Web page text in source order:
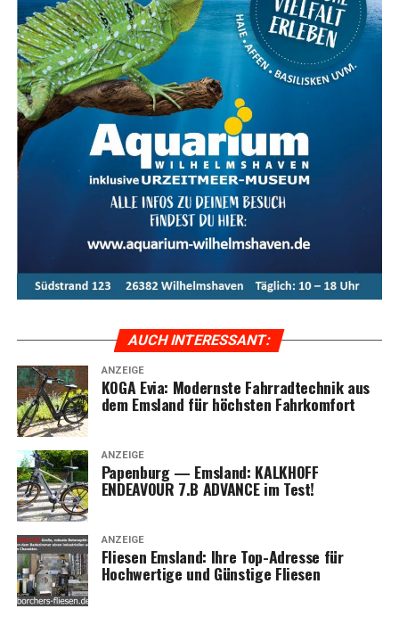
Fazit: Das KOGA Evia — Per­fek­te
Wahl für Radfahrkomfort
Das KOGA Evia ist die per­fek­te Wahl für alle, die uner­
reich­ten Rad­fahr­kom­fort mit stil­vol­lem Design und
moderns­ter Tech­no­lo­gie ver­bin­den möch­ten. Ent­de­cken
Sie das ulti­ma­ti­ve Fahr­erleb­nis mit dem KOGA Evia und
genie­ßen Sie jede Fahrt in vol­len Zügen.
Das KOGA Evia bie­tet ulti­ma­ti­ven Fahr­rad­
kom­fort, kom­bi­niert mit inno­va­ti­ver Tech­no­lo­gie und
stil­vol­lem Design. Ent­de­cken Sie die Vor­tei­le und Model­
le der Evia-Serie im Ems­land und erle­ben Sie moder­nen
AUCH INTER­ES­SANT:
ANZEIGE
KOGA Evia: Moderns­te Fahr­rad­tech­nik aus
dem Ems­land für höchs­ten Fahrkomfort
ANZEIGE
Papen­burg — Ems­land: KALKHOFF
ENDEAVOUR 7.B ADVANCE im Test!
ANZEIGE
Flie­sen Ems­land: Ihre Top-Adres­se für
Hoch­wer­ti­ge und Güns­ti­ge Fliesen